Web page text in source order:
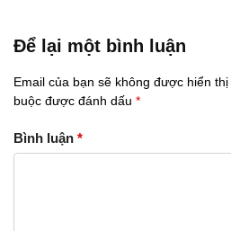
Để lại một bình luận
Email của bạn sẽ không được hiển thị
buộc được đánh dấu *
Bình luận *